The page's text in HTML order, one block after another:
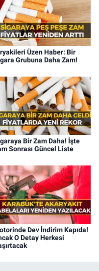
Üzen Haber: Bir
Grubuna Daha Zam!
Bir Zam Daha! İşte
Sonrası Güncel Liste
Dev İndirim Kapıda!
O Detay Herkesi